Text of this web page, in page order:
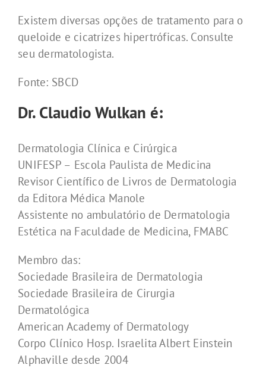
Existem diversas opções de tratamento para o
queloide e cicatrizes hipertróficas. Consulte
seu dermatologista.
Fonte: SBCD
Dr. Claudio Wulkan é:
Dermatologia Clínica e Cirúrgica
UNIFESP – Escola Paulista de Medicina
Revisor Científico de Livros de Dermatologia
da Editora Médica Manole
Assistente no ambulatório de Dermatologia
Estética na Faculdade de Medicina, FMABC
Membro das:
Sociedade Brasileira de Dermatologia
Sociedade Brasileira de Cirurgia
Dermatológica
American Academy of Dermatology
Corpo Clínico Hosp. Israelita Albert Einstein
Alphaville desde 2004